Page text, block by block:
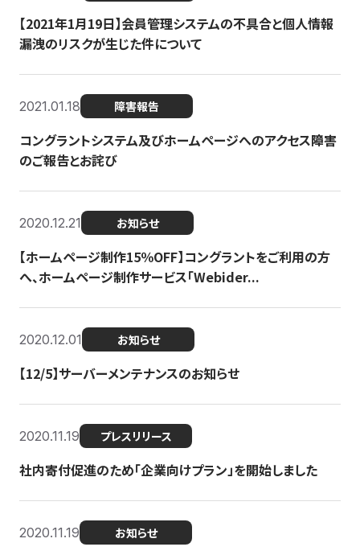
【2021年1月19日】会員管理システムの不具合と個人情報
漏洩のリスクが生じた件について
2021.01.18 障害報告
コングラントシステム及びホームページへのアクセス障害
のご報告とお詫び
2020.12.21 お知らせ
【ホームページ制作15％OFF】コングラントをご利用の方
へ、ホームページ制作サービス「Webider...
2020.12.01 お知らせ
【12/5】サーバーメンテナンスのお知らせ
2020.11.19 プレスリリース
社内寄付促進のため「企業向けプラン」を開始しました
2020.11.19 お知らせ